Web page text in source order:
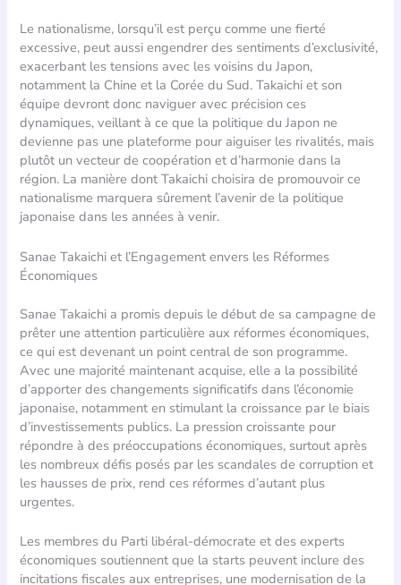
Le nationalisme, lorsqu’il est perçu comme une fierté
excessive, peut aussi engendrer des sentiments d’exclusivité,
exacerbant les tensions avec les voisins du Japon,
notamment la Chine et la Corée du Sud. Takaichi et son
équipe devront donc naviguer avec précision ces
dynamiques, veillant à ce que la politique du Japon ne
devienne pas une plateforme pour aiguiser les rivalités, mais
plutôt un vecteur de coopération et d’harmonie dans la
région. La manière dont Takaichi choisira de promouvoir ce
nationalisme marquera sûrement l’avenir de la politique
japonaise dans les années à venir.
Sanae Takaichi et l’Engagement envers les Réformes
Économiques
Sanae Takaichi a promis depuis le début de sa campagne de
prêter une attention particulière aux réformes économiques,
ce qui est devenant un point central de son programme.
Avec une majorité maintenant acquise, elle a la possibilité
d’apporter des changements significatifs dans l’économie
japonaise, notamment en stimulant la croissance par le biais
d’investissements publics. La pression croissante pour
répondre à des préoccupations économiques, surtout après
les nombreux défis posés par les scandales de corruption et
les hausses de prix, rend ces réformes d’autant plus
urgentes.
Les membres du Parti libéral-démocrate et des experts
économiques soutiennent que la starts peuvent inclure des
incitations fiscales aux entreprises, une modernisation de la